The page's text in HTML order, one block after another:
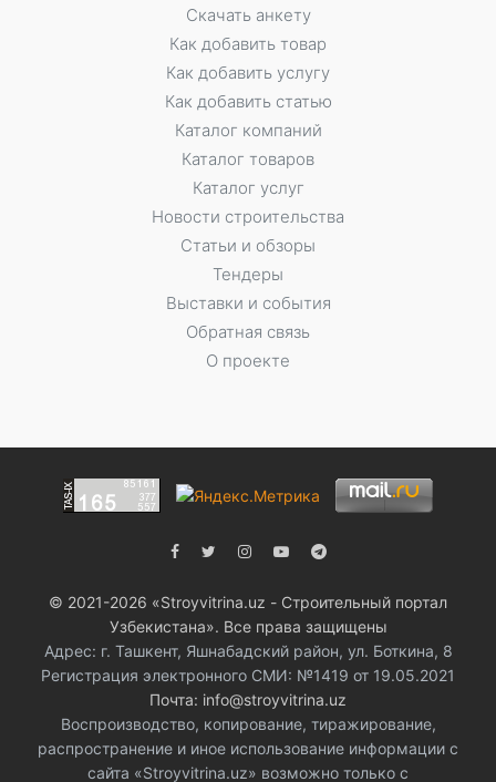
Скачать анкету
Как добавить товар
Как добавить услугу
Как добавить статью
Каталог компаний
Каталог товаров
Каталог услуг
Новости строительства
Статьи и обзоры
Тендеры
Выставки и события
Обратная связь
О проекте
© 2021-2026 «Stroyvitrina.uz - Строительный портал
Узбекистана». Все права защищены
Адрес: г. Ташкент, Яшнабадский район, ул. Боткина, 8
Регистрация электронного СМИ: №1419 от 19.05.2021
Почта: info@stroyvitrina.uz
Воспроизводство, копирование, тиражирование,
распространение и иное использование информации с
сайта «Stroyvitrina.uz» возможно только с